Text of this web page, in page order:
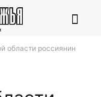
области россиянин